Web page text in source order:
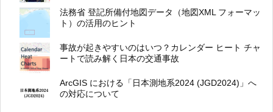
法務省 登記所備付地図データ（地図XML フォーマッ
ト）の活用のヒント
事故が起きやすいのはいつ？カレンダー ヒート チャ
ートで読み解く日本の交通事故
ArcGIS における「日本測地系2024 (JGD2024)」へ
の対応について